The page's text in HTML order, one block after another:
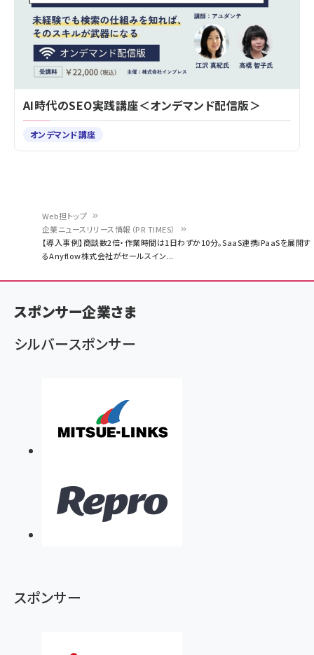
く
ず
Web担トップ
企業ニュースリリース情報（PR TIMES）
【導入事例】商談数2倍・作業時間は1日わずか10分。SaaS連携iPaaSを展開す
るAnyflow株式会社がセールスイン...
AI時代のSEO実践講座＜オンデマンド配信版＞
オンデマンド講座
スポンサー企業さま
シルバースポンサー
スポンサー